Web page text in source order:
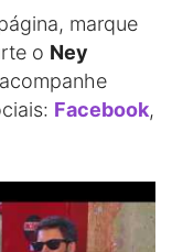
marque
o Ney
Facebook,